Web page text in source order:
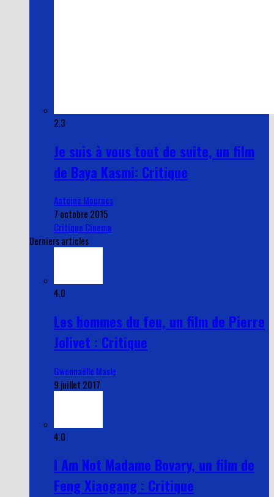
2.3
Je suis à vous tout de suite, un film
de Baya Kasmi: Critique
Antoine Mournes
7 octobre 2015
Critique Cinema
Derniers articles
4.0
Les hommes du feu, un film de Pierre
Jolivet : Critique
Gwennaëlle Masle
9 juillet 2017
4.0
I Am Not Madame Bovary, un film de
Feng Xiaogang : Critique